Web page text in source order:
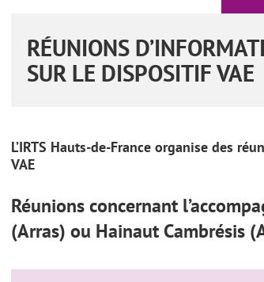
RÉUNIONS
SUR LE DISPOSITIF VAE
L’IRTS Hauts-de-France organise des
VAE
Réunions concernant
(Arras) ou Hainaut Cambrésis